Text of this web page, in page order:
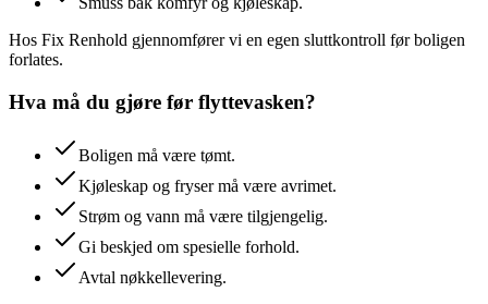
Hos Fix Renhold gjennomfører vi en egen sluttkontroll før boligen
forlates.
Hva må du gjøre før flyttevasken?
Boligen må være tømt.
Kjøleskap og fryser må være avrimet.
Strøm og vann må være tilgjengelig.
Gi beskjed om spesielle forhold.
Avtal nøkkellevering.